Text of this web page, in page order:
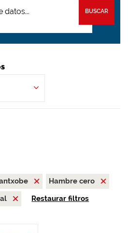
BUSCAR
Hambre cero
Restaurar filtros